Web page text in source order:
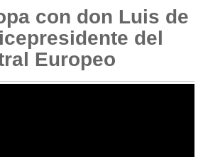
con don Luis de
del
Europeo